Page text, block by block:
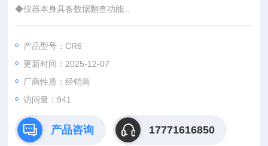
◆仪器本身具备数据翻查功能
◆开机自动校准，无需繁琐的仪器校验；专业与细致相结合，配
验，确保仪器时刻工作在能过计量的状态
◆微型白板插入仪器袋中，白板与仪器分开，保障了白板耐候、
耐脏和可擦拭性，长时间保证白板的标准基线功能
产品型号：CR6
更新时间：2025-12-07
厂商性质：经销商
访问量：941
产品咨询 17771616850